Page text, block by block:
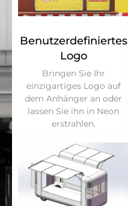
Benutzerdefiniertes
Logo
Bringen Sie Ihr
einzigartiges Logo auf
dem Anhänger an oder
lassen Sie ihn in Neon
erstrahlen.